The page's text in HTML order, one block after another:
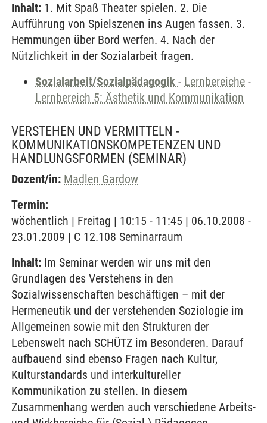
Inhalt: 1. Mit Spaß Theater spielen. 2. Die
Aufführung von Spielszenen ins Augen fassen. 3.
Hemmungen über Bord werfen. 4. Nach der
Nützlichkeit in der Sozialarbeit fragen.
Sozialarbeit/Sozialpädagogik - Lernbereiche -
Lernbereich 5: Ästhetik und Kommunikation
VERSTEHEN UND VERMITTELN -
KOMMUNIKATIONSKOMPETENZEN UND
HANDLUNGSFORMEN (SEMINAR)
Dozent/in: Madlen Gardow
Termin:
wöchentlich | Freitag | 10:15 - 11:45 | 06.10.2008 -
23.01.2009 | C 12.108 Seminarraum
Inhalt: Im Seminar werden wir uns mit den
Grundlagen des Verstehens in den
Sozialwissenschaften beschäftigen – mit der
Hermeneutik und der verstehenden Soziologie im
Allgemeinen sowie mit den Strukturen der
Lebenswelt nach SCHÜTZ im Besonderen. Darauf
aufbauend sind ebenso Fragen nach Kultur,
Kulturstandards und interkultureller
Kommunikation zu stellen. In diesem
Zusammenhang werden auch verschiedene Arbeits-